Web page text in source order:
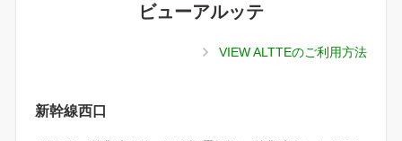
ビューアルッテ
VIEW ALTTEのご利用方法
新幹線西口